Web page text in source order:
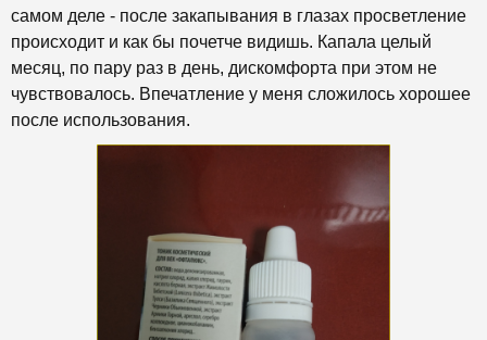
самом деле - после закапывания в глазах просветление
происходит и как бы почетче видишь. Капала целый
месяц, по пару раз в день, дискомфорта при этом не
чувствовалось. Впечатление у меня сложилось хорошее
после использования.